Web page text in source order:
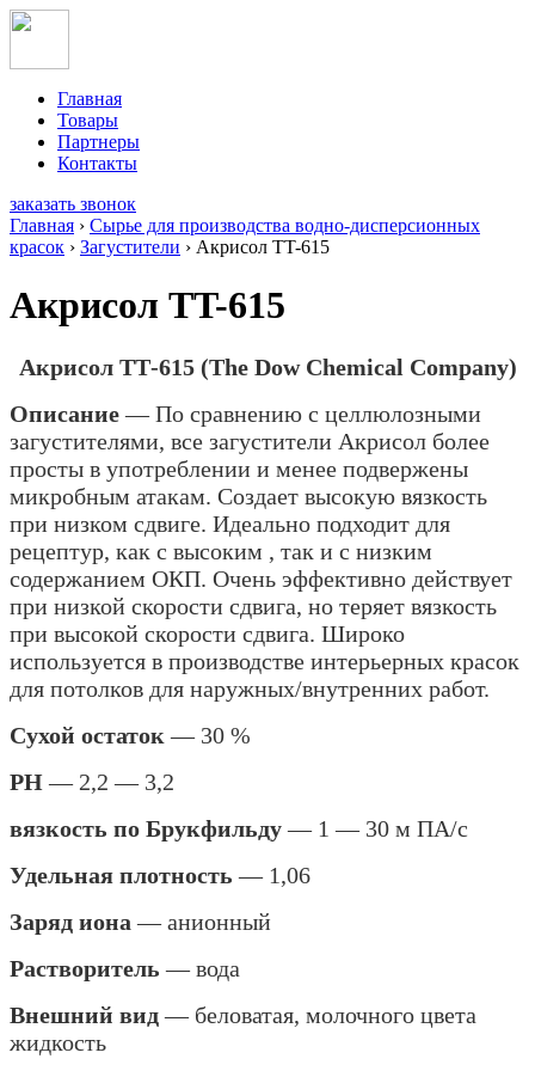
Главная
Товары
Партнеры
Контакты
заказать звонок
Главная › Сырье для производства водно-дисперсионных
красок › Загустители › Акрисол TT-615
Акрисол TT-615
Акрисол ТТ-615 (The Dow Chemical Company)
Описание— По сравнению с целлюлозными
загустителями, все загустители Акрисол более
просты в употреблении и менее подвержены
микробным атакам. Создает высокую вязкость
при низком сдвиге. Идеально подходит для
рецептур, как с высоким , так и с низким
содержанием ОКП. Очень эффективно действует
при низкой скорости сдвига, но теряет вязкость
при высокой скорости сдвига. Широко
используется в производстве интерьерных красок
для потолков для наружных/внутренних работ.
Сухой остаток — 30 %
РН— 2,2 — 3,2
вязкость по Брукфильду— 1 — 30 м ПА/с
Удельная плотность — 1,06
Заряд иона — анионный
Растворитель — вода
Внешний вид— беловатая, молочного цвета
жидкость